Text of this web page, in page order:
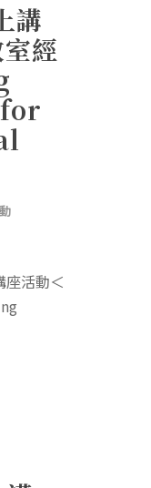
講
經
活動＜